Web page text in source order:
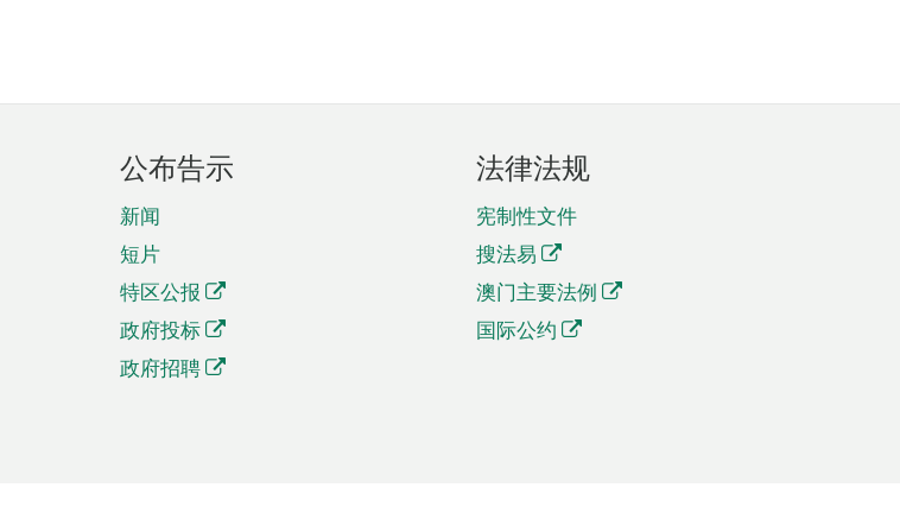
公布告示
新闻
短片
特区公报
政府投标
政府招聘
法律法规
宪制性文件
搜法易
澳门主要法例
国际公约